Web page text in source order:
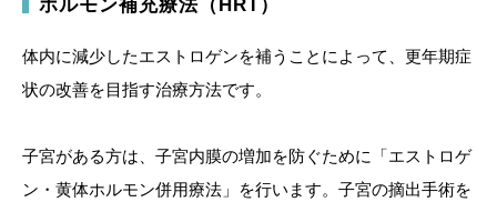
ホルモン補充療法（HRT）
体内に減少したエストロゲンを補うことによって、更年期症
状の改善を目指す治療方法です。
子宮がある方は、子宮内膜の増加を防ぐために「エストロゲ
ン・黄体ホルモン併用療法」を行います。子宮の摘出手術を